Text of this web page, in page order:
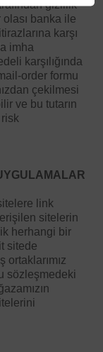
gizlilik
banka ile
karşı
imha
karşılığında
order formu
çekilmesi
ve bu tutarın
link
sitelerin
herhangi bir
sitede
ortaklarımız
sözleşmedeki